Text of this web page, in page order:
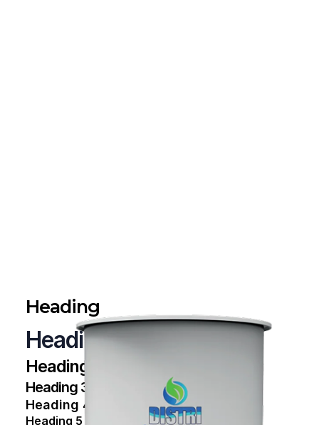
Heading
Heading 1
Heading 2
Heading 3
Heading 4
Heading 5